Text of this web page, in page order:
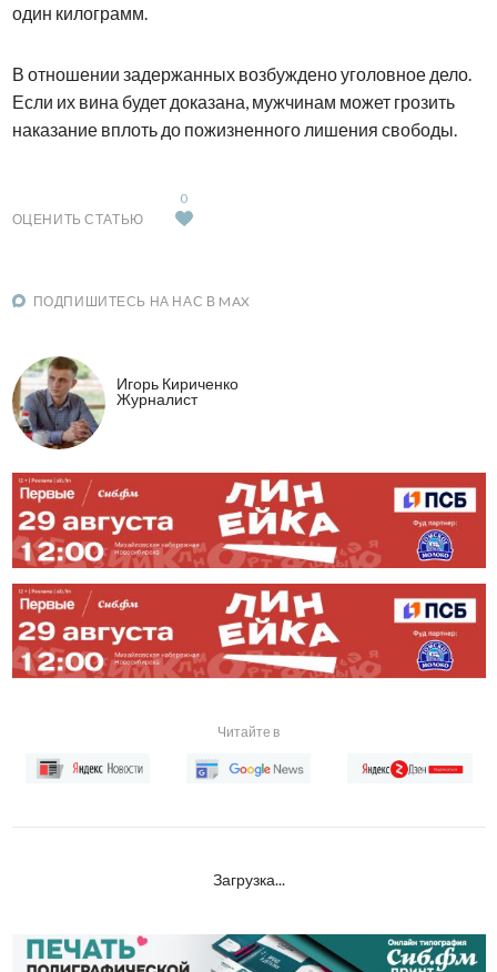
один килограмм.
В отношении задержанных возбуждено уголовное дело.
Если их вина будет доказана, мужчинам может грозить
наказание вплоть до пожизненного лишения свободы.
ОЦЕНИТЬ СТАТЬЮ
0
ПОДПИШИТЕСЬ НА НАС В MAX
Игорь Кириченко
Журналист
Читайте в
Загрузка...